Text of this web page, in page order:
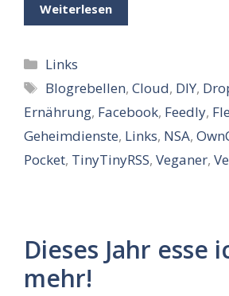
Weiterlesen
Kategorien
Links
Schlagwörter
Blogrebellen,Cloud, DIY,
Ernährung, Facebook, Feedly,
Geheimdienste, Links, NSA,
Pocket, TinyTinyRSS, Veganer,
Dieses Jahr esse
mehr!